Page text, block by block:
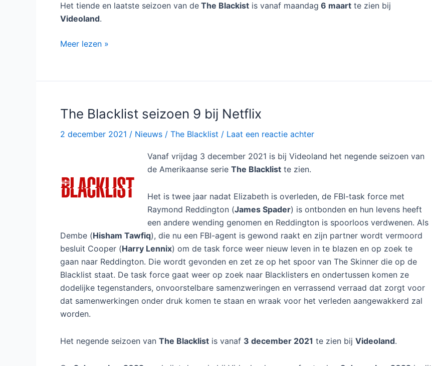
Het tiende en laatste seizoen van de The Blackist is vanaf maandag 6 maart te zien bij
Videoland.
The
10
Videoland
Meer lezen »
The Blacklist seizoen 9 bij Netflix
2 december 2021 / Nieuws / The Blacklist / Laat een reactie achter
Vanaf vrijdag 3 december 2021 is bij Videoland het negende seizoen van
de Amerikaanse serie The Blacklist te zien.
Het is twee jaar nadat Elizabeth is overleden, de FBI-task force met
Raymond Reddington (James Spader) is ontbonden en hun levens heeft
een andere wending genomen en Reddington is spoorloos verdwenen. Als
Dembe (Hisham Tawfiq), die nu een FBI-agent is gewond raakt en zijn partner wordt vermoord
besluit Cooper (Harry Lennix) om de task force weer nieuw leven in te blazen en op zoek te
gaan naar Reddington. Die wordt gevonden en zet ze op het spoor van The Skinner die op de
Blacklist staat. De task force gaat weer op zoek naar Blacklisters en ondertussen komen ze
dodelijke tegenstanders, onvoorstelbare samenzweringen en verrassend verraad dat zorgt voor
dat samenwerkingen onder druk komen te staan en wraak voor het verleden aangewakkerd zal
worden.
Het negende seizoen van The Blacklist is vanaf 3 december 2021 te zien bij Videoland.